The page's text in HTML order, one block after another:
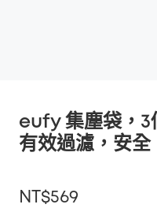
eufy 集塵袋，3
有效過濾，安全
NT$569